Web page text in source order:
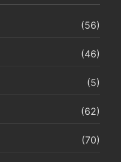
(56)
(46)
(5)
(62)
(70)